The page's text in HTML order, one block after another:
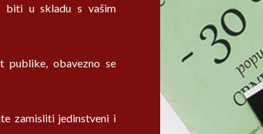
biti u skladu s vašim
publike, obavezno se
zamisliti jedinstveni i